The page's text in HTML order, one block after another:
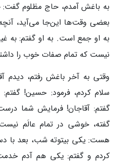
به باغش آمدم، حاج مظلوم
بعضی وقت‌ها این‌جا می‌آید،
به او جمع است. به او گفتم: به
نیست که تمام صفات خوب را
وقتی به آخر باغش رفتم، دیدم
سلام کردم، فرمود: حسین!
گفتم: آقاجان! فرمایش شما
گفته، خوشی در تمام عالَم
هست: یکی بیتوته شب، بعد با
کردم و گفتم: یکی هم آدم